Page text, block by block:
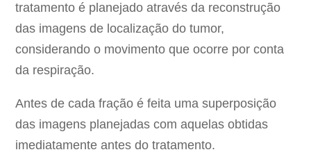
tratamento é planejado através da reconstrução
das imagens de localização do tumor,
considerando o movimento que ocorre por conta
da respiração.
Antes de cada fração é feita uma superposição
das imagens planejadas com aquelas obtidas
imediatamente antes do tratamento.